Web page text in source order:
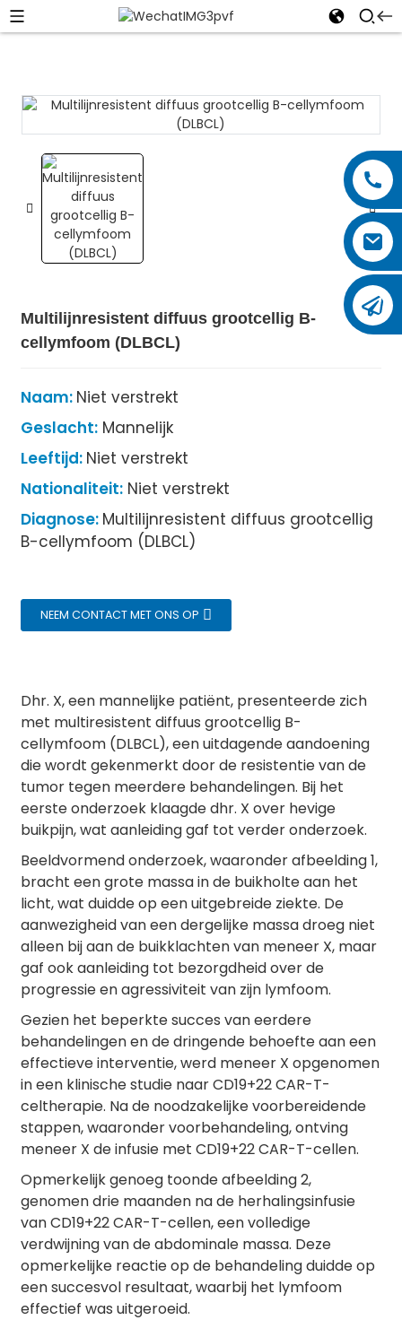
Multilijnresistent diffuus grootcellig B-
cellymfoom (DLBCL)
Naam: Niet verstrekt
Geslacht:Mannelijk
Leeftijd: Niet verstrekt
Nationaliteit:Niet verstrekt
Diagnose: Multilijnresistent diffuus grootcellig
B-cellymfoom (DLBCL)
NEEM CONTACT MET ONS OP
Dhr. X, een mannelijke patiënt, presenteerde zich
met multiresistent diffuus grootcellig B-
cellymfoom (DLBCL), een uitdagende aandoening
die wordt gekenmerkt door de resistentie van de
tumor tegen meerdere behandelingen. Bij het
eerste onderzoek klaagde dhr. X over hevige
buikpijn, wat aanleiding gaf tot verder onderzoek.
Beeldvormend onderzoek, waaronder afbeelding 1,
bracht een grote massa in de buikholte aan het
licht, wat duidde op een uitgebreide ziekte. De
aanwezigheid van een dergelijke massa droeg niet
alleen bij aan de buikklachten van meneer X, maar
gaf ook aanleiding tot bezorgdheid over de
progressie en agressiviteit van zijn lymfoom.
Gezien het beperkte succes van eerdere
behandelingen en de dringende behoefte aan een
effectieve interventie, werd meneer X opgenomen
in een klinische studie naar CD19+22 CAR-T-
celtherapie. Na de noodzakelijke voorbereidende
stappen, waaronder voorbehandeling, ontving
meneer X de infusie met CD19+22 CAR-T-cellen.
Opmerkelijk genoeg toonde afbeelding 2,
genomen drie maanden na de herhalingsinfusie
van CD19+22 CAR-T-cellen, een volledige
verdwijning van de abdominale massa. Deze
opmerkelijke reactie op de behandeling duidde op
een succesvol resultaat, waarbij het lymfoom
effectief was uitgeroeid.